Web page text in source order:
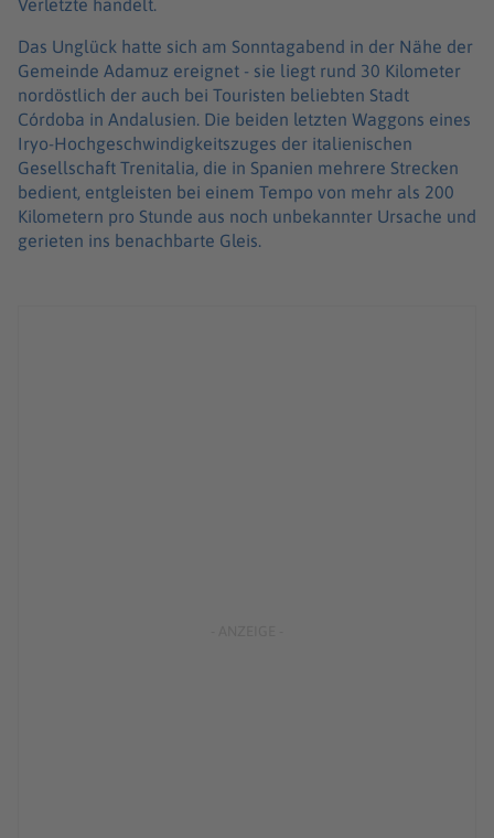
Verletzte handelt.
Das Unglück hatte sich am Sonntagabend in der Nähe der
Gemeinde Adamuz ereignet - sie liegt rund 30 Kilometer
nordöstlich der auch bei Touristen beliebten Stadt
Córdoba in Andalusien. Die beiden letzten Waggons eines
Iryo-Hochgeschwindigkeitszuges der italienischen
Gesellschaft Trenitalia, die in Spanien mehrere Strecken
bedient, entgleisten bei einem Tempo von mehr als 200
Kilometern pro Stunde aus noch unbekannter Ursache und
gerieten ins benachbarte Gleis.